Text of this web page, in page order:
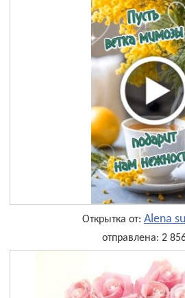
Открытка от: Alena
отправлена: 2